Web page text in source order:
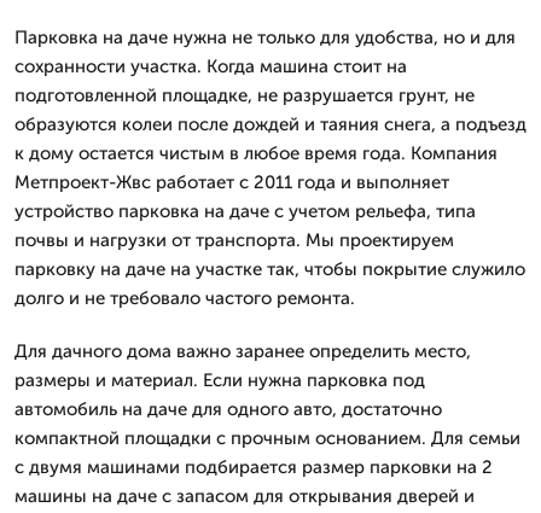
Парковка на даче нужна не только для удобства, но и для
сохранности участка. Когда машина стоит на
подготовленной площадке, не разрушается грунт, не
образуются колеи после дождей и таяния снега, а подъезд
к дому остается чистым в любое время года. Компания
Метпроект-Жвс работает с 2011 года и выполняет
устройство парковка на даче с учетом рельефа, типа
почвы и нагрузки от транспорта. Мы проектируем
парковку на даче на участке так, чтобы покрытие служило
долго и не требовало частого ремонта.
Для дачного дома важно заранее определить место,
размеры и материал. Если нужна парковка под
автомобиль на даче для одного авто, достаточно
компактной площадки с прочным основанием. Для семьи
с двумя машинами подбирается размер парковки на 2
машины на даче с запасом для открывания дверей и